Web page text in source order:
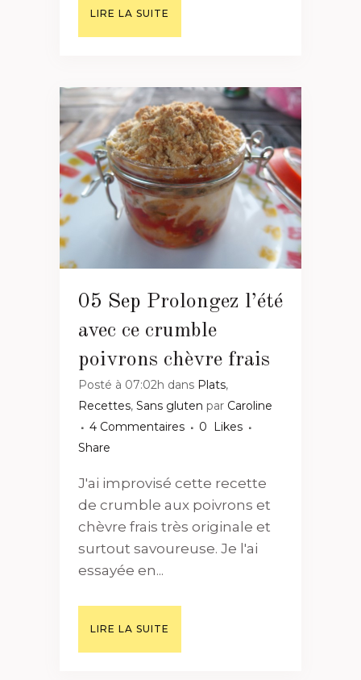
LIRE LA SUITE
05 Sep Prolongez l’été
avec ce crumble
poivrons chèvre frais
Posté à 07:02h dans Plats,
Recettes, Sans gluten par Caroline
4 Commentaires
0
Likes
Share
J'ai improvisé cette recette
de crumble aux poivrons et
chèvre frais très originale et
surtout savoureuse. Je l'ai
essayée en...
LIRE LA SUITE